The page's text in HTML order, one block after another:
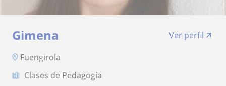
Gimena
Ver perfil
Fuengirola
Clases de Pedagogía